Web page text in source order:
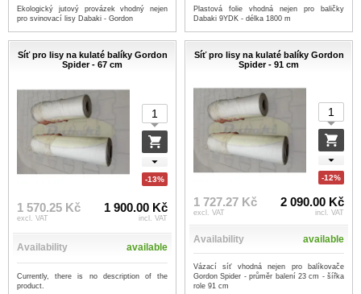
Ekologický jutový provázek vhodný nejen
pro svinovací lisy Dabaki - Gordon
Plastová folie vhodná nejen pro baličky
Dabaki 9YDK - délka 1800 m
Síť pro lisy na kulaté balíky Gordon
Spider - 67 cm
-13%
1 570.25 Kč
excl. VAT
1 900.00 Kč
incl. VAT
Availability available
Currently, there is no description of the
product.
Síť pro lisy na kulaté balíky Gordon
Spider - 91 cm
-12%
1 727.27 Kč
excl. VAT
2 090.00 Kč
incl. VAT
Availability available
Vázací síť vhodná nejen pro balíkovače
Gordon Spider - průměr balení 23 cm - šířka
role 91 cm